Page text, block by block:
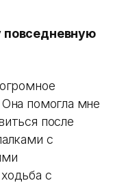
повседневную
помогла мне
после
с
с